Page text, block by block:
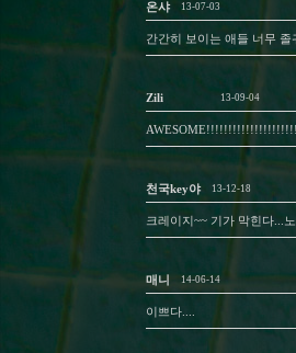
온샤 13-07-03
간간히 보이는 애들 너무 졸
Zili 13-09-04
천국key야 13-12-18
크레이지~~ 기가 막힌다...
매니 14-06-14
이쁘다....